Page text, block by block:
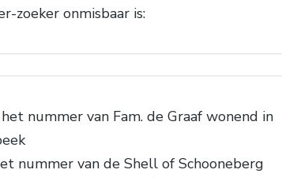
zoeker onmisbaar is:
nummer van Fam. de Graaf wonend in
nummer van de Shell of Schooneberg